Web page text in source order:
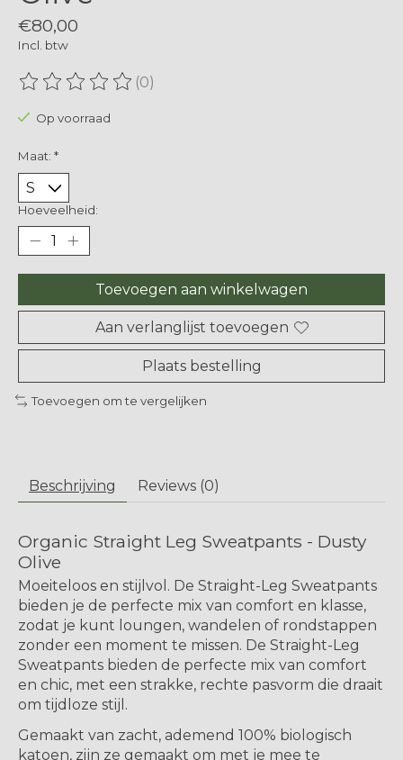
€80,00
Incl. btw
De beoordeling van dit product is
(0)
Op voorraad
Maat: *
Hoeveelheid:
Toevoegen aan winkelwagen
Aan verlanglijst toevoegen
Plaats bestelling
Toevoegen om te vergelijken
Beschrijving Reviews (0)
Organic Straight Leg Sweatpants - Dusty
Olive
Moeiteloos en stijlvol. De Straight-Leg Sweatpants
bieden je de perfecte mix van comfort en klasse,
zodat je kunt loungen, wandelen of rondstappen
zonder een moment te missen. De Straight-Leg
Sweatpants bieden de perfecte mix van comfort
en chic, met een strakke, rechte pasvorm die draait
om tijdloze stijl.
Gemaakt van zacht, ademend 100% biologisch
katoen, zijn ze gemaakt om met je mee te